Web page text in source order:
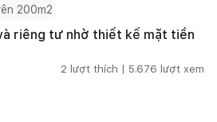
200m2
riêng tư nhờ thiết kế mặt tiền
2 lượt thích | 5.676 lượt xem